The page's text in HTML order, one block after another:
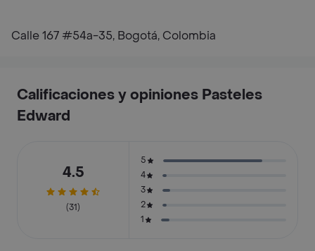
Calle 167 #54a-35, Bogotá, Colombia
Calificaciones y opiniones Pasteles
Edward
4.5
(31)
5
4
3
2
1